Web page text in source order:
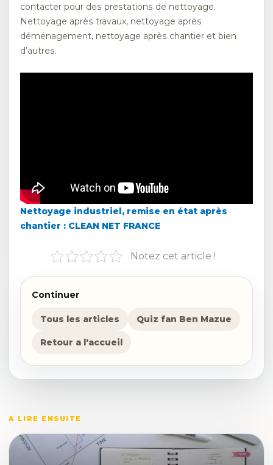
contacter pour des prestations de nettoyage.
Nettoyage après travaux, nettoyage après
déménagement, nettoyage après chantier et bien
d’autres.
Nettoyage industriel, remise en état après
chantier : CLEAN NET FRANCE
Notez cet article !
Continuer
Tous les articles Quiz fan Ben Mazue
Retour a l'accueil
A LIRE ENSUITE